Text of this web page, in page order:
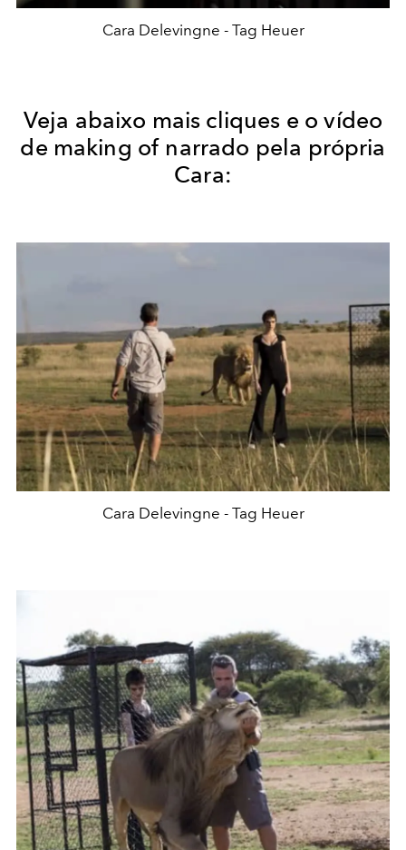
Cara Delevingne - Tag Heuer
Veja abaixo mais cliques e o vídeo
de making of narrado pela própria
Cara:
Cara Delevingne - Tag Heuer